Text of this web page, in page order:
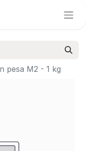
pesa M2 - 1 kg